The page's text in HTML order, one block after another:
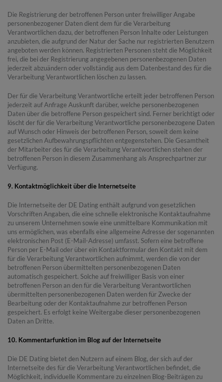
Die Registrierung der betroffenen Person unter freiwilliger Angabe
personenbezogener Daten dient dem für die Verarbeitung
Verantwortlichen dazu, der betroffenen Person Inhalte oder Leistungen
anzubieten, die aufgrund der Natur der Sache nur registrierten Benutzern
angeboten werden können. Registrierten Personen steht die Möglichkeit
frei, die bei der Registrierung angegebenen personenbezogenen Daten
jederzeit abzuändern oder vollständig aus dem Datenbestand des für die
Verarbeitung Verantwortlichen löschen zu lassen.
Der für die Verarbeitung Verantwortliche erteilt jeder betroffenen Person
jederzeit auf Anfrage Auskunft darüber, welche personenbezogenen
Daten über die betroffene Person gespeichert sind. Ferner berichtigt oder
löscht der für die Verarbeitung Verantwortliche personenbezogene Daten
auf Wunsch oder Hinweis der betroffenen Person, soweit dem keine
gesetzlichen Aufbewahrungspflichten entgegenstehen. Die Gesamtheit
der Mitarbeiter des für die Verarbeitung Verantwortlichen stehen der
betroffenen Person in diesem Zusammenhang als Ansprechpartner zur
Verfügung.
9. Kontaktmöglichkeit über die Internetseite
Die Internetseite der DE Dating enthält aufgrund von gesetzlichen
Vorschriften Angaben, die eine schnelle elektronische Kontaktaufnahme
zu unserem Unternehmen sowie eine unmittelbare Kommunikation mit
uns ermöglichen, was ebenfalls eine allgemeine Adresse der sogenannten
elektronischen Post (E-Mail-Adresse) umfasst. Sofern eine betroffene
Person per E-Mail oder über ein Kontaktformular den Kontakt mit dem
für die Verarbeitung Verantwortlichen aufnimmt, werden die von der
betroffenen Person übermittelten personenbezogenen Daten
automatisch gespeichert. Solche auf freiwilliger Basis von einer
betroffenen Person an den für die Verarbeitung Verantwortlichen
übermittelten personenbezogenen Daten werden für Zwecke der
Bearbeitung oder der Kontaktaufnahme zur betroffenen Person
gespeichert. Es erfolgt keine Weitergabe dieser personenbezogenen
Daten an Dritte.
10. Kommentarfunktion im Blog auf der Internetseite
Die DE Dating bietet den Nutzern auf einem Blog, der sich auf der
Internetseite des für die Verarbeitung Verantwortlichen befindet, die
Möglichkeit, individuelle Kommentare zu einzelnen Blog-Beiträgen zu